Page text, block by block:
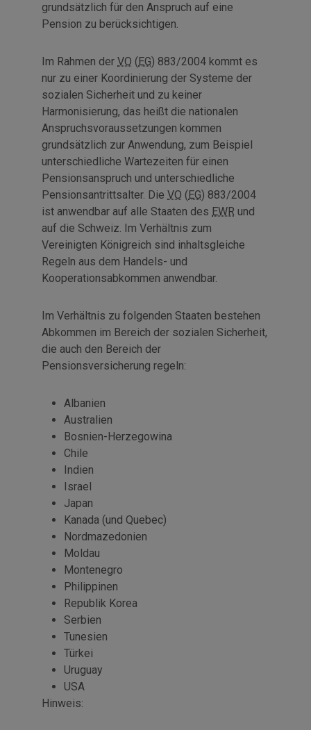
grundsätzlich für den Anspruch auf eine
Pension zu berücksichtigen.
Im Rahmen der VO (EG) 883/2004 kommt es
nur zu einer Koordinierung der Systeme der
sozialen Sicherheit und zu keiner
Harmonisierung, das heißt die nationalen
Anspruchsvoraussetzungen kommen
grundsätzlich zur Anwendung, zum Beispiel
unterschiedliche Wartezeiten für einen
Pensionsanspruch und unterschiedliche
Pensionsantrittsalter. Die VO (EG) 883/2004
ist anwendbar auf alle Staaten des EWR und
auf die Schweiz. Im Verhältnis zum
Vereinigten Königreich sind inhaltsgleiche
Regeln aus dem Handels- und
Kooperationsabkommen anwendbar.
Im Verhältnis zu folgenden Staaten bestehen
Abkommen im Bereich der sozialen Sicherheit,
die auch den Bereich der
Pensionsversicherung regeln:
Albanien
Australien
Bosnien-Herzegowina
Chile
Indien
Israel
Japan
Kanada (und Quebec)
Nordmazedonien
Moldau
Montenegro
Philippinen
Republik Korea
Serbien
Tunesien
Türkei
Uruguay
USA
Hinweis: